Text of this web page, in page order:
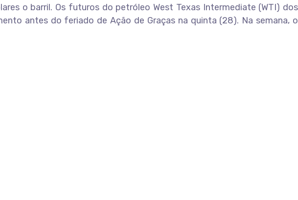
o barril. Os futuros do petróleo West Texas Intermediate (WTI) dos
antes do feriado de Ação de Graças na quinta (28). Na semana, o